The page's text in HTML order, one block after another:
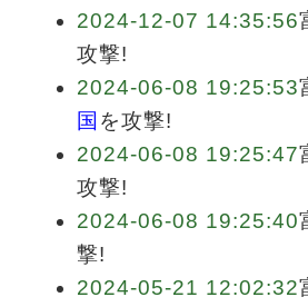
2024-12-07 14:35:56
攻撃!
2024-06-08 19:25:53
国 を攻撃!
2024-06-08 19:25:47
攻撃!
2024-06-08 19:25:40
撃!
2024-05-21 12:02:32